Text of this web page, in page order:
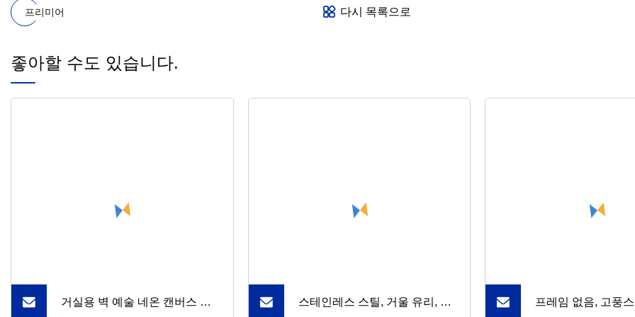
프리미어 다시 목록으로
좋아할 수도 있습니다.
거실용 벽 예술 네온 캔버스 밝 스테인레스 스틸, 거울 유리, 커 프레임 없음, 고풍